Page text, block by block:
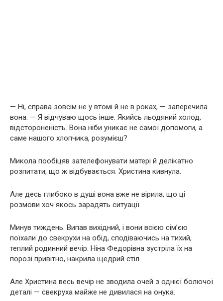
— Ні, справа зовсім не у втомі й не в роках, — заперечила
вона. — Я відчуваю щось інше. Якийсь льодяний холод,
відстороненість. Вона ніби уникає не самої допомоги, а
саме нашого хлопчика, розумієш?
Микола пообіцяв зателефонувати матері й делікатно
розпитати, що ж відбувається. Христина кивнула.
Але десь глибоко в душі вона вже не вірила, що ці
розмови хоч якось зарадять ситуації.
Минув тиждень. Випав вихідний, і вони всією сім’єю
поїхали до свекрухи на обід, сподіваючись на тихий,
теплий родинний вечір. Ніна Федорівна зустріла їх на
порозі привітно, накрила щедрий стіл.
Але Христина весь вечір не зводила очей з однієї болючої
деталі — свекруха майже не дивилася на онука.